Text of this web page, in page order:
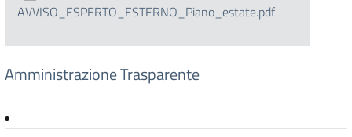
AVVISO_ESPERTO_ESTERNO_Piano_estate.pdf
Amministrazione Trasparente